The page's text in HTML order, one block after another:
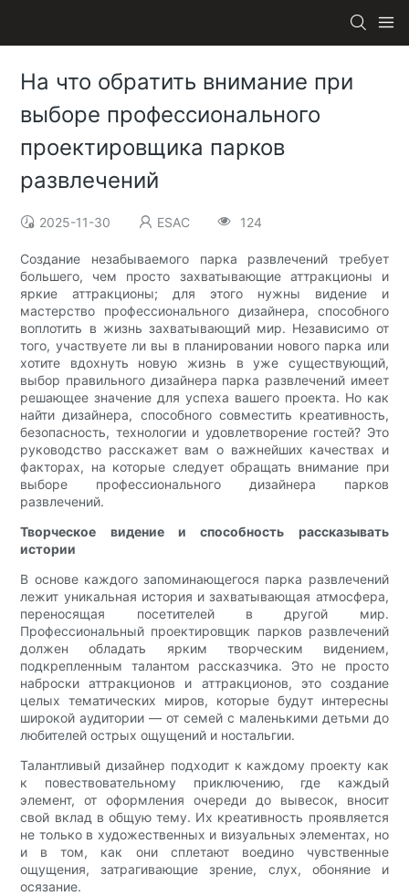
На что обратить внимание при
выборе профессионального
проектировщика парков
развлечений
2025-11-30 ESAC 124
Создание незабываемого парка развлечений требует
большего, чем просто захватывающие аттракционы и
яркие аттракционы; для этого нужны видение и
мастерство профессионального дизайнера, способного
воплотить в жизнь захватывающий мир. Независимо от
того, участвуете ли вы в планировании нового парка или
хотите вдохнуть новую жизнь в уже существующий,
выбор правильного дизайнера парка развлечений имеет
решающее значение для успеха вашего проекта. Но как
найти дизайнера, способного совместить креативность,
безопасность, технологии и удовлетворение гостей? Это
руководство расскажет вам о важнейших качествах и
факторах, на которые следует обращать внимание при
выборе профессионального дизайнера парков
развлечений.
Творческое видение и способность рассказывать
истории
В основе каждого запоминающегося парка развлечений
лежит уникальная история и захватывающая атмосфера,
переносящая посетителей в другой мир.
Профессиональный проектировщик парков развлечений
должен обладать ярким творческим видением,
подкрепленным талантом рассказчика. Это не просто
наброски аттракционов и аттракционов, это создание
целых тематических миров, которые будут интересны
широкой аудитории — от семей с маленькими детьми до
любителей острых ощущений и ностальгии.
Талантливый дизайнер подходит к каждому проекту как
к повествовательному приключению, где каждый
элемент, от оформления очереди до вывесок, вносит
свой вклад в общую тему. Их креативность проявляется
не только в художественных и визуальных элементах, но
и в том, как они сплетают воедино чувственные
ощущения, затрагивающие зрение, слух, обоняние и
осязание.